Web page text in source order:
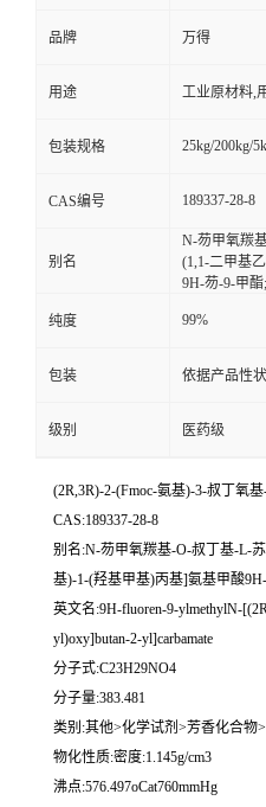
品牌 万得
用途 工业原材料,
包装规格 25kg/200kg/
CAS编号 189337-28-8
别名
N-芴甲氧羰
(1,1-二甲基
9H-芴-9-甲酯;
纯度 99%
包装 依据产品性
级别 医药级
(2R,3R)-2-(Fmoc-氨基)-3-叔丁氧
CAS:189337-28-8
别名:N-芴甲氧羰基-O-叔丁基-L-
基)-1-(羟基甲基)丙基]氨基甲酸
英文名:9H-fluoren-9-ylmethylN-
yl)oxy]butan-2-yl]carbamate
分子式:C23H29NO4
分子量:383.481
类别:其他>化学试剂>芳香化合物>
物化性质:密度:1.145g/cm3
沸点:576.497oCat760mmHg